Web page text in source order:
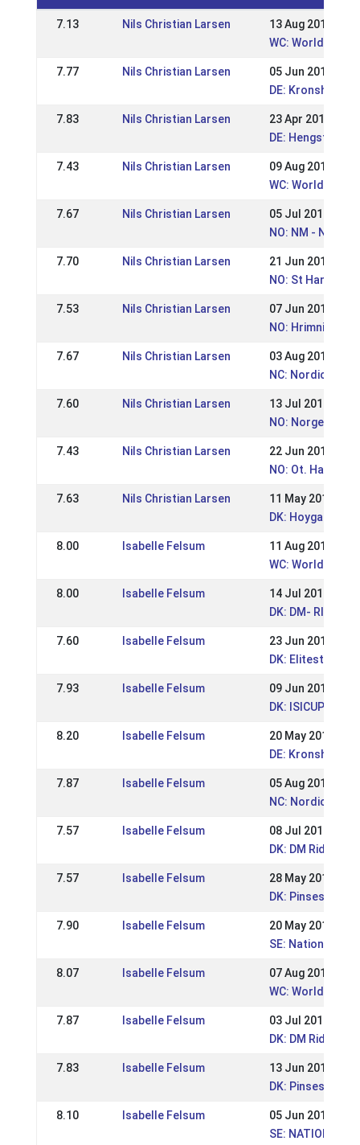
7.13 Nils Christian Larsen
13 Aug 2017
WC: World
7.77 Nils Christian Larsen
05 Jun 2017
DE: Kronshof
7.83 Nils Christian Larsen
23 Apr 2017
DE: Hengste
7.43 Nils Christian Larsen
09 Aug 2015
WC: World
7.67 Nils Christian Larsen
05 Jul 2015
NO: NM -
7.70 Nils Christian Larsen
21 Jun 2015
NO: St Hans
7.53 Nils Christian Larsen
07 Jun 2015
NO:
7.67 Nils Christian Larsen
03 Aug 2014
NC: Nordic
7.60 Nils Christian Larsen
13 Jul 2014
NO: Norges
7.43 Nils Christian Larsen
22 Jun 2014
NO: Ot.
7.63 Nils Christian Larsen
11 May 2014
DK: Hoygards-
8.00 Isabelle Felsum
11 Aug 2013
WC: World
8.00 Isabelle Felsum
14 Jul 2013
DK: DM- RID 2013
7.60 Isabelle Felsum
23 Jun 2013
DK: Elitestævne
7.93 Isabelle Felsum
09 Jun 2013
DK: ISICUP Finale
8.20 Isabelle Felsum
20 May 2013
DE: Kronshof
7.87 Isabelle Felsum
05 Aug 2012
NC: Nordic
7.57 Isabelle Felsum
08 Jul 2012
DK: DM Rid
7.57 Isabelle Felsum
28 May 2012
DK: Pinsestævne
7.90 Isabelle Felsum
20 May 2012
SE: Nationell
8.07 Isabelle Felsum
07 Aug 2011
WC: World
7.87 Isabelle Felsum
03 Jul 2011
DK: DM Rid
7.83 Isabelle Felsum
13 Jun 2011
DK:
8.10 Isabelle Felsum
05 Jun 2011
SE: NATIONELL